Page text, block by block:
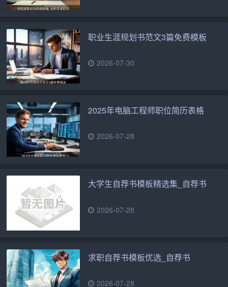
职业生涯规划书范文3篇免费模板
2026-07-30
2025年电脑工程师职位简历表格
2026-07-28
大学生自荐书模板精选集_自荐书
2026-07-28
求职自荐书模板优选_自荐书
2026-07-28